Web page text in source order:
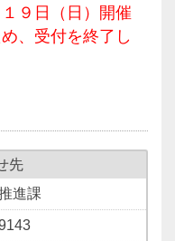
日）開催
、受付を終了し
先
進課